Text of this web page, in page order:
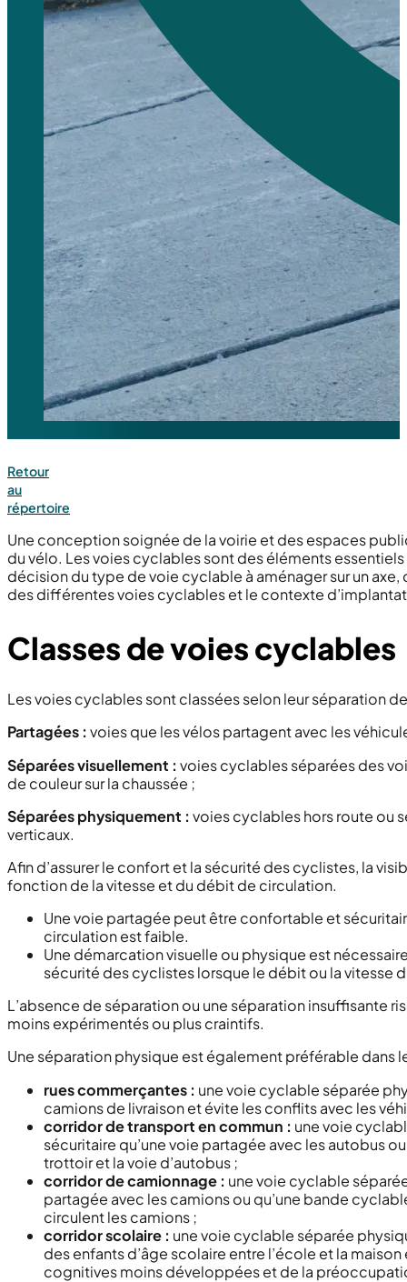
Retour
au
répertoire
Une conception soignée de la voirie et des espaces
du vélo. Les voies cyclables sont des éléments
décision du type de voie cyclable à aménager sur un
des différentes voies cyclables et le contexte
Classes de voies cyclables
Les voies cyclables sont classées selon leur séparation
Partagées :voies que les vélos partagent avec les
Séparées visuellement :voies cyclables séparées des
de couleur sur la chaussée ;
Séparées physiquement :voies cyclables hors route ou
verticaux.
Afin d’assurer le confort et la sécurité des cyclistes, la
fonction de la vitesse et du débit de circulation.
Une voie partagée peut être confortable et
circulation est faible.
Une démarcation visuelle ou physique est
sécurité des cyclistes lorsque le débit ou la vitesse
L’absence de séparation ou une séparation insuffisante
moins expérimentés ou plus craintifs.
Une séparation physique est également préférable dans
rues commerçantes : une voie cyclable séparée
camions de livraison et évite les conflits avec les
corridor de transport en commun : une voie
sécuritaire qu’une voie partagée avec les autobus
trottoir et la voie d’autobus ;
corridor de camionnage : une voie cyclable
partagée avec les camions ou qu’une bande
circulent les camions ;
corridor scolaire : une voie cyclable séparée
des enfants d’âge scolaire entre l’école et la
cognitives moins développées et de la